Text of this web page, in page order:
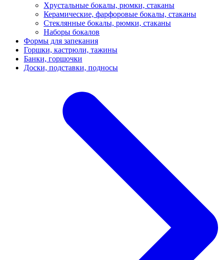
Хрустальные бокалы, рюмки, стаканы
Керамические, фарфоровые бокалы, стаканы
Стеклянные бокалы, рюмки, стаканы
Наборы бокалов
Формы для запекания
Горшки, кастрюли, тажины
Банки, горшочки
Доски, подставки, подносы